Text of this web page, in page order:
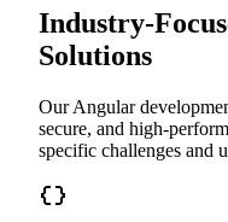
Industry-
Solutions
Our Angular
secure, and high-
specific challenges and